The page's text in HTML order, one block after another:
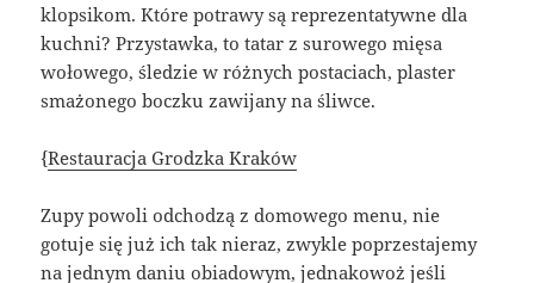
klopsikom. Które potrawy są reprezentatywne dla
kuchni? Przystawka, to tatar z surowego mięsa
wołowego, śledzie w różnych postaciach, plaster
smażonego boczku zawijany na śliwce.
{Restauracja Grodzka Kraków
Zupy powoli odchodzą z domowego menu, nie
gotuje się już ich tak nieraz, zwykle poprzestajemy
na jednym daniu obiadowym, jednakowoż jeśli